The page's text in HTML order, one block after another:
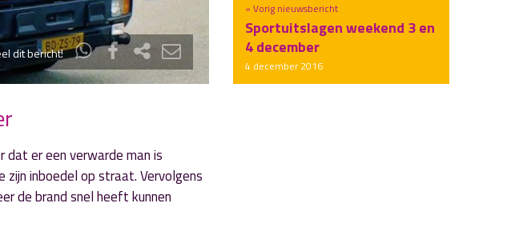
dit bericht!
« Vorig nieuwsbericht
Sportuitslagen weekend 3 en
4 december
4 december 2016
er een verwarde man is
inboedel op straat. Vervolgens
de brand snel heeft kunnen